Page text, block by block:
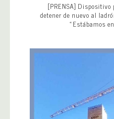
[PRENSA]
detener de nuevo al
«Estábamos